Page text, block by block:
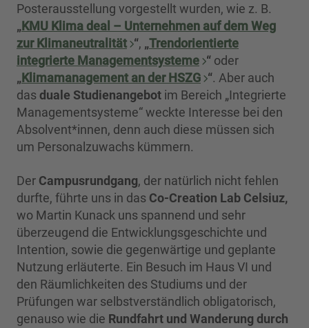
Posterausstellung vorgestellt wurden, wie z. B.
„KMU Klima deal – Unternehmen auf dem Weg
zur Klimaneutralität “, „Trendorientierte
integrierte Managementsysteme “ oder
„Klimamanagement an der HSZG “. Aber auch
das duale Studienangebot im Bereich „Integrierte
Managementsysteme“ weckte Interesse bei den
Absolvent*innen, denn auch diese müssen sich
um Personalzuwachs kümmern.
Der Campusrundgang, der natürlich nicht fehlen
durfte, führte uns in das Co-Creation Lab Celsiuz,
wo Martin Kunack uns spannend und sehr
überzeugend die Entwicklungsgeschichte und
Intention, sowie die gegenwärtige und geplante
Nutzung erläuterte. Ein Besuch im Haus VI und
den Räumlichkeiten des Studiums und der
Prüfungen war selbstverständlich obligatorisch,
genauso wie die Rundfahrt und Wanderung durch